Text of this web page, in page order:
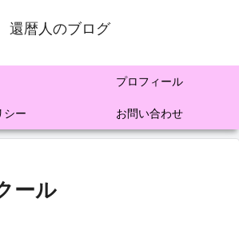
還暦人のブログ
プロフィール
シー お問い合わせ
ール